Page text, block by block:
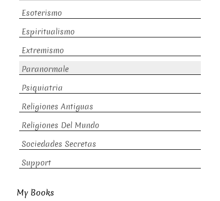
Esoterismo
Espiritualismo
Extremismo
Paranormale
Psiquiatria
Religiones Antiguas
Religiones Del Mundo
Sociedades Secretas
Support
My Books